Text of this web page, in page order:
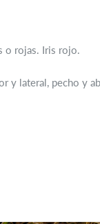
o rojas. Iris rojo.
y lateral, pecho y